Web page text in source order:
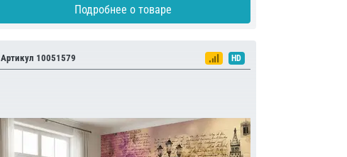
Подробнее о товаре
Артикул 10051579 HD